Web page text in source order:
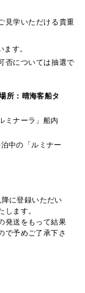
見学いただける貴重
す。
否については抽選で
所：晴海客船タ
ミナーラ」船内
中の「ルミナー
に登録いただい
します。
発送をもって結果
で予めご了承下さ